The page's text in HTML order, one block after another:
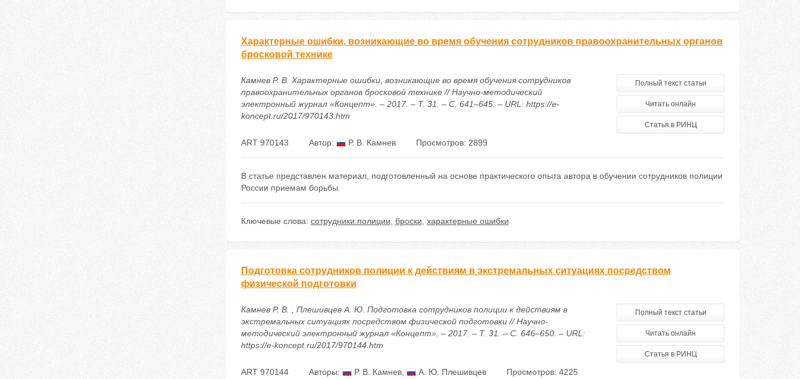
Характерные ошибки, возникающие во время обучения сотрудников правоохранительных органов
бросковой технике
Камнев Р. В. Характерные ошибки, возникающие во время обучения сотрудников
правоохранительных органов бросковой технике // Научно-методический
электронный журнал «Концепт». – 2017. – Т. 31. – С. 641–645. – URL: https://e-
koncept.ru/2017/970143.htm
Полный текст статьи
Читать онлайн
Статья в РИНЦ
ART 970143 Автор: Р. В. Камнев Просмотров: 2899
В статье представлен материал, подготовленный на основе практического опыта автора в обучении сотрудников полиции
России приемам борьбы.
Ключевые слова: сотрудники полиции броски характерные ошибки
Подготовка сотрудников полиции к действиям в экстремальных ситуациях посредством
физической подготовки
Камнев Р. В. , Плешивцев А. Ю. Подготовка сотрудников полиции к действиям в
экстремальных ситуациях посредством физической подготовки // Научно-
методический электронный журнал «Концепт». – 2017. – Т. 31. – С. 646–650. – URL:
https://e-koncept.ru/2017/970144.htm
Полный текст статьи
Читать онлайн
Статья в РИНЦ
ART 970144 Авторы: Р. В. Камнев, А. Ю. Плешивцев Просмотров: 4225